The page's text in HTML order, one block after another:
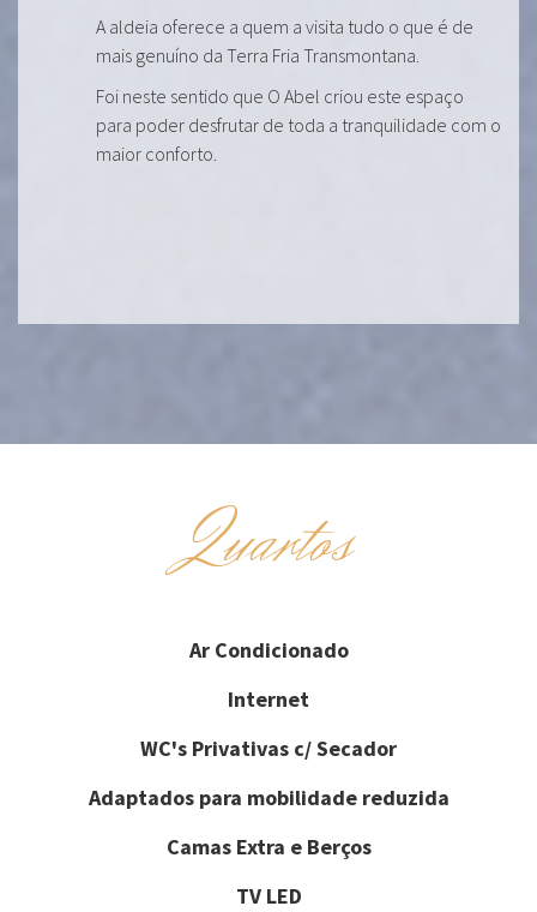
A aldeia oferece a quem a visita tudo o que é de
mais genuíno da Terra Fria Transmontana.
Foi neste sentido que O Abel criou este espaço
para poder desfrutar de toda a tranquilidade com o
maior conforto.
Quartos
Ar Condicionado
Internet
WC's Privativas c/ Secador
Adaptados para mobilidade reduzida
Camas Extra e Berços
TV LED